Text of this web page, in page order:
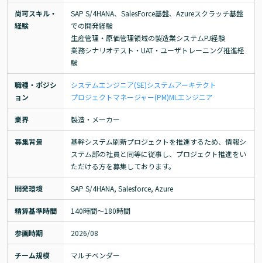
尚可スキル・
経験
SAP S/4HANA、SalesForce基盤、Azureスクラッチ基盤
での開発経験
生産管理・原価管理領域の製造業システムPJ経験
業務シナリオテスト・UAT・ユーザトレーニング推進経
験
職種・ポジシ
ョン
システムエンジニア(SE)システムアーキテクト
プロジェクトマネージャー(PM)MLエンジニア
業界 製造・メーカー
募集背景
基幹システム刷新プロジェクトを推進するため、情報シ
ステム部の社員と同等に従事し、プロジェクト推進をい
ただける方を募集しております。
開発環境 SAP S/4HANA, Salesforce, Azure
精算基準時間 140時間〜180時間
参画時期 2026/08
チーム規模 マルチベンダー